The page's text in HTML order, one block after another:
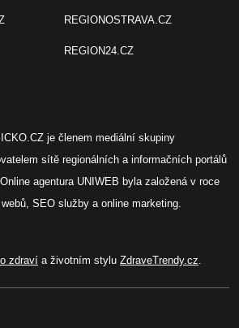
REGIONOSTRAVA.CZ
REGION24.CZ
je členem mediální skupiny
sítě regionálních a informačních portálů
. Online agentura UNIWEB byla založená v roce
SEO služby a online marketing.
zdraví a životním stylu ZdraveTrendy.cz